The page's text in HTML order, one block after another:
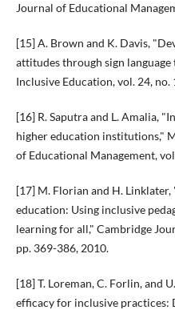
Journal of Educational
[15] A. Brown and K. Davis,
attitudes through sign
Inclusive Education, vol. 24,
[16] R. Saputra and L. Amalia,
higher education institutions,"
of Educational Management,
[17] M. Florian and H.
education: Using inclusive
learning for all," Cambridge
pp. 369-386, 2010.
[18] T. Loreman, C. Forlin, and
efficacy for inclusive practices: